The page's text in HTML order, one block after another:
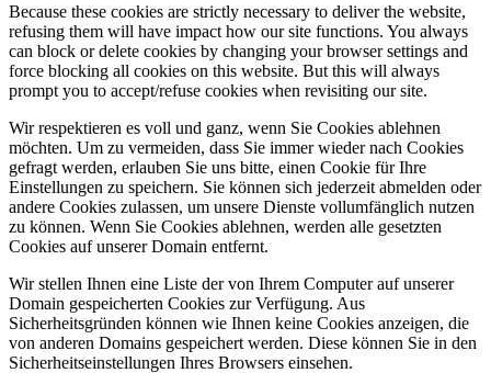
Because these cookies are strictly necessary to deliver the website,
refusing them will have impact how our site functions. You always
can block or delete cookies by changing your browser settings and
force blocking all cookies on this website. But this will always
prompt you to accept/refuse cookies when revisiting our site.
Wir respektieren es voll und ganz, wenn Sie Cookies ablehnen
möchten. Um zu vermeiden, dass Sie immer wieder nach Cookies
gefragt werden, erlauben Sie uns bitte, einen Cookie für Ihre
Einstellungen zu speichern. Sie können sich jederzeit abmelden oder
andere Cookies zulassen, um unsere Dienste vollumfänglich nutzen
zu können. Wenn Sie Cookies ablehnen, werden alle gesetzten
Cookies auf unserer Domain entfernt.
Wir stellen Ihnen eine Liste der von Ihrem Computer auf unserer
Domain gespeicherten Cookies zur Verfügung. Aus
Sicherheitsgründen können wie Ihnen keine Cookies anzeigen, die
von anderen Domains gespeichert werden. Diese können Sie in den
Sicherheitseinstellungen Ihres Browsers einsehen.